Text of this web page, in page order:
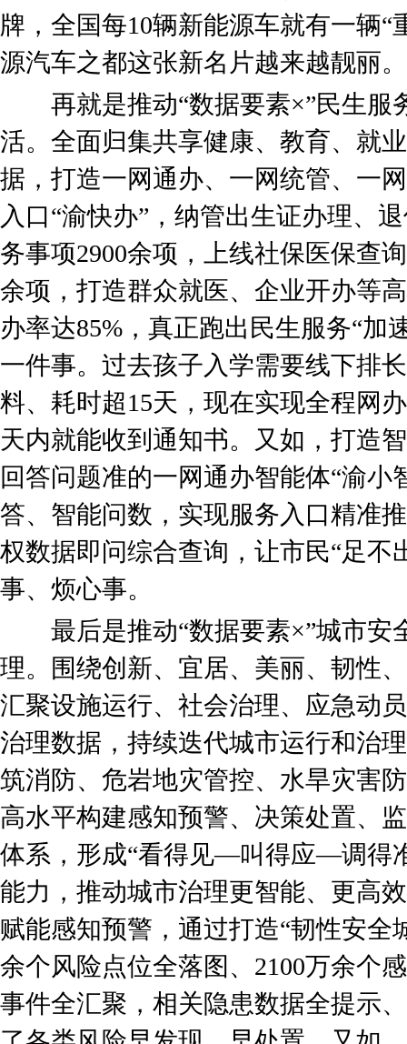
牌，全国每10辆新能源车就有一辆“
源汽车之都这张新名片越来越靓丽。
再就是推动“数据要素×”民生服
活。全面归集共享健康、教育、就
据，打造一网通办、一网统管、一
入口“渝快办”，纳管出生证办理、
务事项2900余项，上线社保医保查
余项，打造群众就医、企业开办等
办率达85%，真正跑出民生服务“加
一件事。过去孩子入学需要线下排
料、耗时超15天，现在实现全程网
天内就能收到通知书。又如，打造
回答问题准的一网通办智能体“渝小
答、智能问数，实现服务入口精准
权数据即问综合查询，让市民“足不
事、烦心事。
最后是推动“数据要素×”城市安
理。围绕创新、宜居、美丽、韧性
汇聚设施运行、社会治理、应急动
治理数据，持续迭代城市运行和治
筑消防、危岩地灾管控、水旱灾害
高水平构建感知预警、决策处置、
体系，形成“看得见—叫得应—调得
能力，推动城市治理更智能、更高
赋能感知预警，通过打造“韧性安全
余个风险点位全落图、2100万余个
事件全汇聚，相关隐患数据全提示